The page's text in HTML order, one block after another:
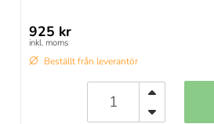
925 kr
inkl. moms
Beställt från leverantör